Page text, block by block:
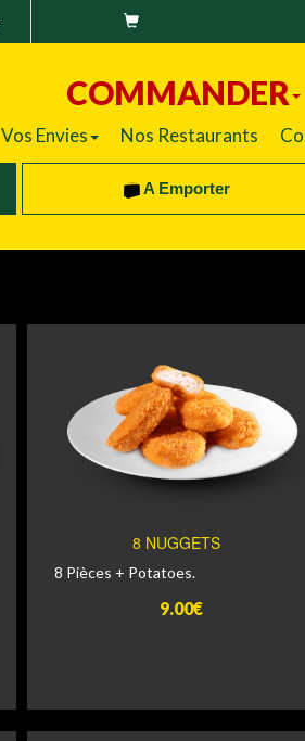
COMMANDER
Vos Envies Nos Restaurants
A Emporter
8 NUGGETS
8 Pièces + Potatoes.
9.00€